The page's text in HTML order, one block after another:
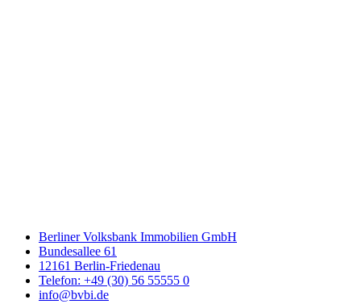
Berliner Volksbank Immobilien GmbH
Bundesallee 61
12161 Berlin-Friedenau
Telefon: +49 (30) 56 55555 0
info@bvbi.de